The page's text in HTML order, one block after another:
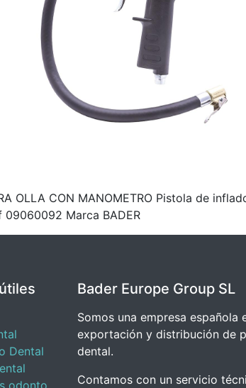
OLLA CON MANOMETRO Pistola de
Marca BADER
Dental
odonto
Bader Europe Group SL
Somos una empresa
exportación y distribución de
dental.
Contamos con un servicio